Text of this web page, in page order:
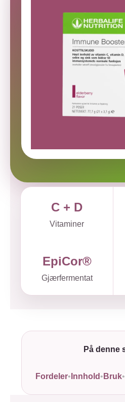
C + D
Vitaminer
EpiCor®
Gjærfermentat
På denne
Fordeler•Innhold•Bruk•